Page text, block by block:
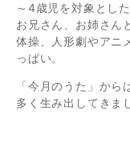
～4歳児を対象とし
お兄さん、お姉さん
体操、人形劇やアニ
っぱい。
「今月のうた」か
多く生み出してきま